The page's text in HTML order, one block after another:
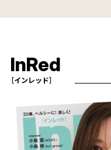
InRed
［インレッド］